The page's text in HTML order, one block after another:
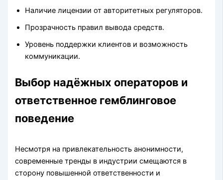
Наличие лицензии от авторитетных регуляторов.
Прозрачность правил вывода средств.
Уровень поддержки клиентов и возможность
коммуникации.
Выбор надёжных операторов и
ответственное гемблинговое
поведение
Несмотря на привлекательность анонимности,
современные тренды в индустрии смещаются в
сторону повышенной ответственности и